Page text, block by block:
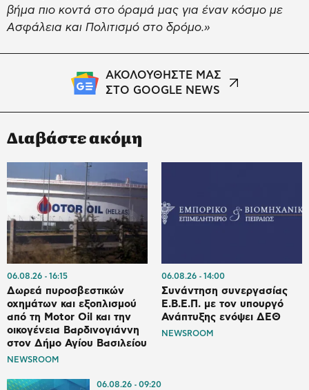
βήμα πιο κοντά στο όραμά μας για έναν κόσμο με
Ασφάλεια και Πολιτισμό στο δρόμο.»
ΑΚΟΛΟΥΘΗΣΤΕ ΜΑΣ
ΣΤΟ GOOGLE NEWS
Διαβάστε ακόμη
06.08.26 16:15
Δωρεά πυροσβεστικών
οχημάτων και εξοπλισμού
από τη Motor Oil και την
οικογένεια Βαρδινογιάννη
στον Δήμο Αγίου Βασιλείου
NEWSROOM
06.08.26 14:00
Συνάντηση συνεργασίας
Ε.Β.Ε.Π. με τον υπουργό
Ανάπτυξης ενόψει ΔΕΘ
NEWSROOM
06.08.26 09:20